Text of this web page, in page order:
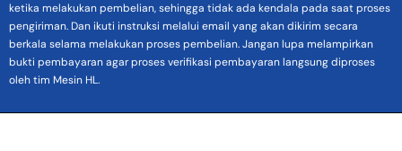
ketika melakukan pembelian, sehingga tidak ada kendala pada saat proses
pengiriman. Dan ikuti instruksi melalui email yang akan dikirim secara
berkala selama melakukan proses pembelian. Jangan lupa melampirkan
bukti pembayaran agar proses verifikasi pembayaran langsung diproses
oleh tim Mesin HL.